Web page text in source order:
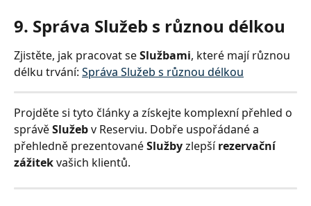
9. Správa Služeb s různou délkou
Zjistěte, jak pracovat se Službami, které mají různou
délku trvání: Správa Služeb s různou délkou
Projděte si tyto články a získejte komplexní přehled o
správě Služeb v Reserviu. Dobře uspořádané a
přehledně prezentované Služby zlepší rezervační
zážitek vašich klientů.